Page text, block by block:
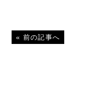
« 前の記事へ